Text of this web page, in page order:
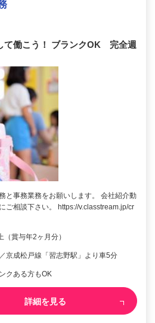
て働こう！ ブランクOK 完全週
と事務業務をお願いします。 会社紹介動
ご相談下さい。 https://v.classtream.jp/cr
賞与年2ヶ月分）
京成松戸線「習志野駅」より車5分
クある方もOK
詳細を見る